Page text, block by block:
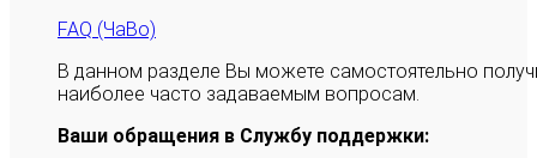
FAQ (ЧаВо)
В данном разделе Вы можете самостоятельно
наиболее часто задаваемым вопросам.
Ваши обращения в Службу поддержки: